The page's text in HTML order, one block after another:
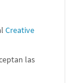
Creative
las